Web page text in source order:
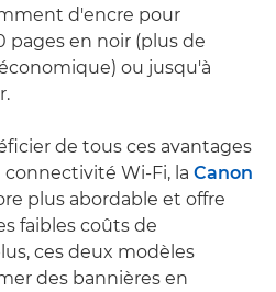
d'encre pour
en noir (plus de
ou jusqu'à
de tous ces avantages
connectivité Wi-Fi, la Canon
plus abordable et offre
faibles coûts de
ces deux modèles
des bannières en